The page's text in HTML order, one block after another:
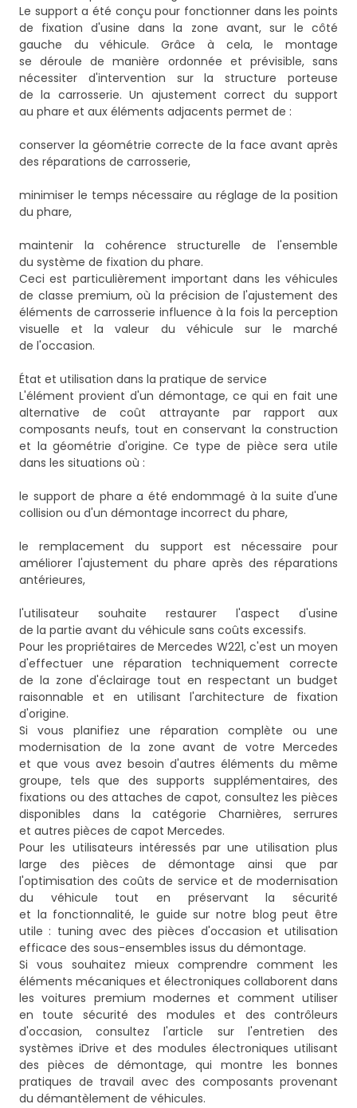
Le support a été conçu pour fonctionner dans les points
de fixation d'usine dans la zone avant, sur le côté
gauche du véhicule. Grâce à cela, le montage
se déroule de manière ordonnée et prévisible, sans
nécessiter d'intervention sur la structure porteuse
de la carrosserie. Un ajustement correct du support
au phare et aux éléments adjacents permet de :
conserver la géométrie correcte de la face avant après
des réparations de carrosserie,
minimiser le temps nécessaire au réglage de la position
du phare,
maintenir la cohérence structurelle de l'ensemble
du système de fixation du phare.
Ceci est particulièrement important dans les véhicules
de classe premium, où la précision de l'ajustement des
éléments de carrosserie influence à la fois la perception
visuelle et la valeur du véhicule sur le marché
de l'occasion.
État et utilisation dans la pratique de service
L'élément provient d'un démontage, ce qui en fait une
alternative de coût attrayante par rapport aux
composants neufs, tout en conservant la construction
et la géométrie d'origine. Ce type de pièce sera utile
dans les situations où :
le support de phare a été endommagé à la suite d'une
collision ou d'un démontage incorrect du phare,
le remplacement du support est nécessaire pour
améliorer l'ajustement du phare après des réparations
antérieures,
l'utilisateur souhaite restaurer l'aspect d'usine
de la partie avant du véhicule sans coûts excessifs.
Pour les propriétaires de Mercedes W221, c'est un moyen
d'effectuer une réparation techniquement correcte
de la zone d'éclairage tout en respectant un budget
raisonnable et en utilisant l'architecture de fixation
d'origine.
Si vous planifiez une réparation complète ou une
modernisation de la zone avant de votre Mercedes
et que vous avez besoin d'autres éléments du même
groupe, tels que des supports supplémentaires, des
fixations ou des attaches de capot, consultez les pièces
disponibles dans la catégorieCharnières, serrures
et autres pièces de capot Mercedes.
Pour les utilisateurs intéressés par une utilisation plus
large des pièces de démontage ainsi que par
l'optimisation des coûts de service et de modernisation
du véhicule tout en préservant la sécurité
et la fonctionnalité, le guide sur notre blog peut être
utile : tuning avec des pièces d'occasion et utilisation
efficace des sous-ensembles issus du démontage.
Si vous souhaitez mieux comprendre comment les
éléments mécaniques et électroniques collaborent dans
les voitures premium modernes et comment utiliser
en toute sécurité des modules et des contrôleurs
d'occasion, consultez l'article sur l'entretien des
systèmes iDrive et des modules électroniques utilisant
des pièces de démontage, qui montre les bonnes
pratiques de travail avec des composants provenant
du démantèlement de véhicules.